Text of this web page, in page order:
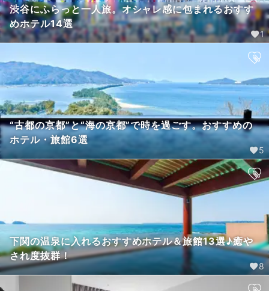
渋谷にふらっと一人旅。オシャレ感に包まれるおすす
めホテル14選
1
“古都の京都”と“海の京都”で時を過ごす。おすすめの
ホテル・旅館6選
5
下関の温泉に入れるおすすめホテル＆旅館13選♪癒や
され度抜群！
8